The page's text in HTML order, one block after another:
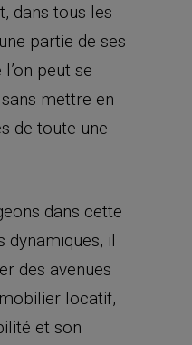
dans tous les
partie de ses
peut se
mettre en
de toute une
dans cette
dynamiques, il
des avenues
locatif,
et son